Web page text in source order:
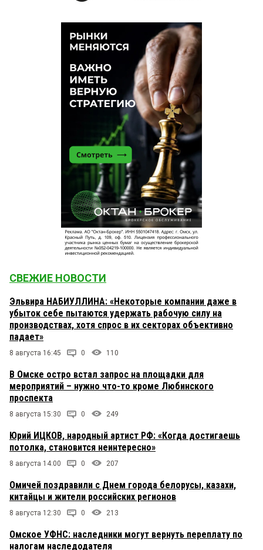
СВЕЖИЕ НОВОСТИ
Эльвира НАБИУЛЛИНА: «Некоторые компании даже в
убыток себе пытаются удержать рабочую силу на
производствах, хотя спрос в их секторах объективно
падает»
8 августа 16:45 0 110
В Омске остро встал запрос на площадки для
мероприятий – нужно что-то кроме Любинского
проспекта
8 августа 15:30 0 249
Юрий ИЦКОВ, народный артист РФ: «Когда достигаешь
потолка, становится неинтересно»
8 августа 14:00 0 207
Омичей поздравили с Днем города белорусы, казахи,
китайцы и жители российских регионов
8 августа 12:30 0 213
Омское УФНС: наследники могут вернуть переплату по
налогам наследодателя